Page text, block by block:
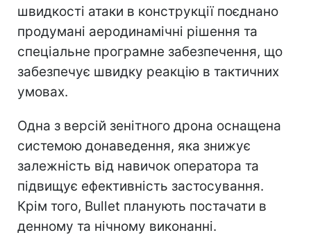
швидкості атаки в конструкції поєднано
продумані аеродинамічні рішення та
спеціальне програмне забезпечення, що
забезпечує швидку реакцію в тактичних
умовах.
Одна з версій зенітного дрона оснащена
системою донаведення, яка знижує
залежність від навичок оператора та
підвищує ефективність застосування.
Крім того, Bullet планують постачати в
денному та нічному виконанні.